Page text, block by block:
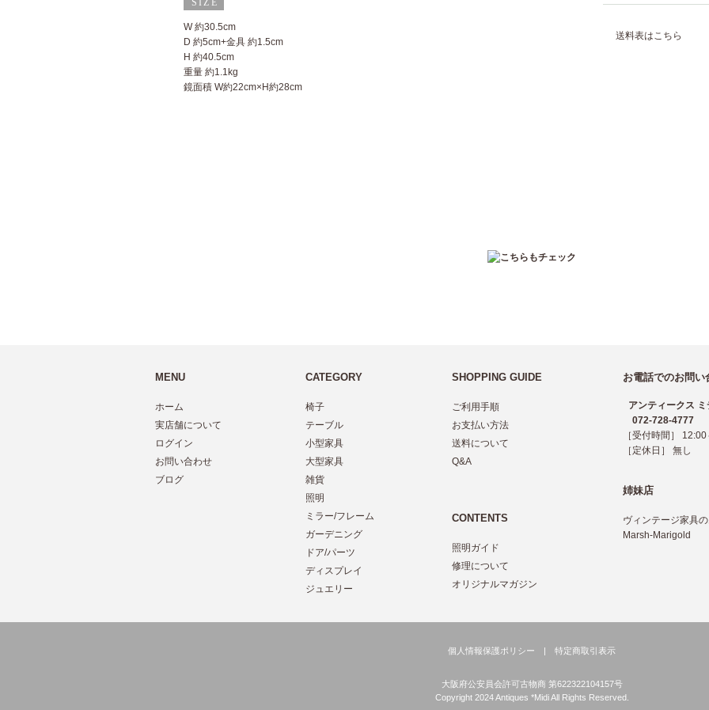
W 約30.5cm
D 約5cm+金具 約1.5cm
H 約40.5cm
重量 約1.1kg
鏡面積 W約22cm×H約28cm
送料表はこちら
MENU
ホーム
実店舗について
ログイン
お問い合わせ
ブログ
CATEGORY
椅子
テーブル
小型家具
大型家具
雑貨
照明
ミラー/フレーム
ガーデニング
ドア/パーツ
ディスプレイ
ジュエリー
SHOPPING GUIDE
ご利用手順
お支払い方法
送料について
Q&A
CONTENTS
照明ガイド
修理について
オリジナルマガジン
お電話でのお問い
アンティークス ミ
072-728-4777
［受付時間］
［定休日］ 無し
姉妹店
ヴィンテージ家具
Marsh-Marigold
個人情報保護ポリシー | 特定商取引表示
大阪府公安員会許可古物商 第622322104157号
Copyright 2024 Antiques *Midi All Rights Reserved.